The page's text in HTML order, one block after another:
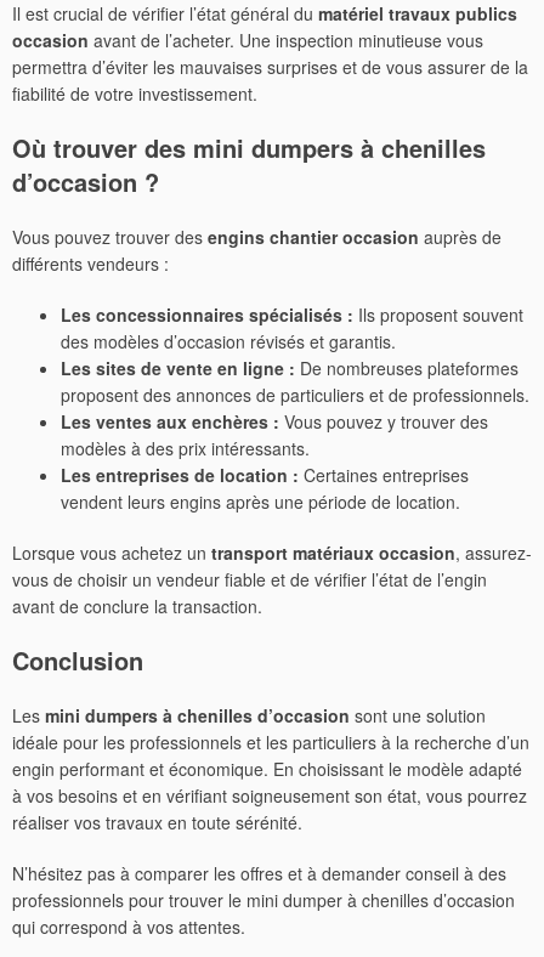
Il est crucial de vérifier l’état général du matériel travaux publics
occasion avant de l’acheter. Une inspection minutieuse vous
permettra d’éviter les mauvaises surprises et de vous assurer de la
fiabilité de votre investissement.
Où trouver des mini dumpers à chenilles
d’occasion ?
Vous pouvez trouver des engins chantier occasion auprès de
différents vendeurs :
Les concessionnaires spécialisés : Ils proposent souvent
des modèles d’occasion révisés et garantis.
Les sites de vente en ligne : De nombreuses plateformes
proposent des annonces de particuliers et de professionnels.
Les ventes aux enchères : Vous pouvez y trouver des
modèles à des prix intéressants.
Les entreprises de location : Certaines entreprises
vendent leurs engins après une période de location.
Lorsque vous achetez un transport matériaux occasion, assurez-
vous de choisir un vendeur fiable et de vérifier l’état de l’engin
avant de conclure la transaction.
Conclusion
Les mini dumpers à chenilles d’occasion sont une solution
idéale pour les professionnels et les particuliers à la recherche d’un
engin performant et économique. En choisissant le modèle adapté
à vos besoins et en vérifiant soigneusement son état, vous pourrez
réaliser vos travaux en toute sérénité.
N’hésitez pas à comparer les offres et à demander conseil à des
professionnels pour trouver le mini dumper à chenilles d’occasion
qui correspond à vos attentes.